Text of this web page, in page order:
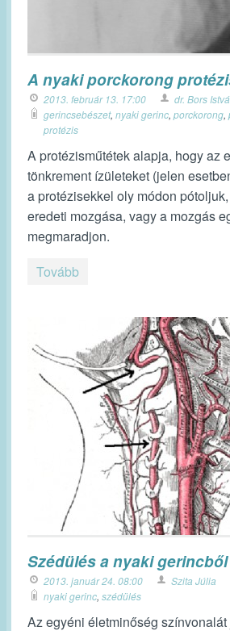
A nyaki porckorong
2013. február 13. 17:00 dr. Bors
gerincsebészet, nyaki gerinc, porckorong,
protézis
A protézisműtétek alapja, hogy az
tönkrement ízületeket (jelen
a protézisekkel oly módon
eredeti mozgása, vagy a mozgás
megmaradjon.
Tovább
Szédülés a nyaki gerincből
2013. január 24. 08:00 Szita Júlia
nyaki gerinc, szédülés
Az egyéni életminőség